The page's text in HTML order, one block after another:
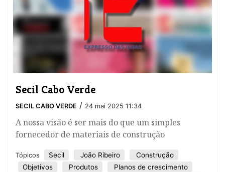
Secil Cabo Verde
SECIL CABO VERDE / 24 mai 2025 11:34
A nossa visão é ser mais do que um simples
fornecedor de materiais de construção
Tópicos Secil João Ribeiro
Construção
Objetivos
Produtos
Planos de crescimento